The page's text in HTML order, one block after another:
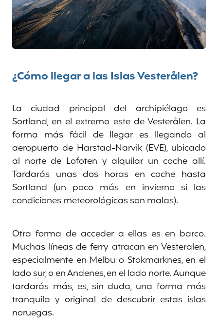
¿Cómo llegar a las Islas Vesterålen?
La ciudad principal del archipiélago es
Sortland, en el extremo este de Vesterålen. La
forma más fácil de llegar es llegando al
aeropuerto de Harstad-Narvik (EVE), ubicado
al norte de Lofoten y alquilar un coche allí.
Tardarás unas dos horas en coche hasta
Sortland (un poco más en invierno si las
condiciones meteorológicas son malas).
Otra forma de acceder a ellas es en barco.
Muchas líneas de ferry atracan en Vesteralen,
especialmente en Melbu o Stokmarknes, en el
lado sur, o en Andenes, en el lado norte. Aunque
tardarás más, es, sin duda, una forma más
tranquila y original de descubrir estas islas
noruegas.